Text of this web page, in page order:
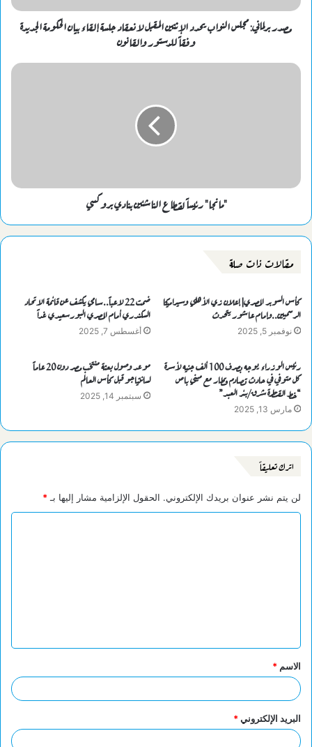
مصدر برلماني: مجلس النواب يحدد الإثنين المقبل لانعقاد جلسة إلقاء بيان الحكومة الجديدة
وفقاً للدستور والقانون
"مانجا" رئيساً لقطاع الناشئين بنادي بروكسي
مقالات ذات صلة
كأس السوبر المصري| إعلان زي الأهلي وسيراميكا
الرسميين..وإمام عاشور يتحدث
نوفمبر 5, 2025
ضمت 22 لاعباً..سامي يكشف عن قائمة الاتحاد
السكندري أمام المصري البورسعيدي غداً
أغسطس 7, 2025
رئيس الوزراء يوجه بصرف 100 ألف جنيه لأسرة
كل متوفي في حادث تصادم قطار مع ميني باص
“خط القنطرة شرق/بئر العبد”
مارس 13, 2025
موعد وصول بعثة منتخب مصر دون 20 عاماً
لسانتياجو قبل كأس العالم
سبتمبر 14, 2025
اترك تعليقاً
لن يتم نشر عنوان بريدك الإلكتروني. الحقول الإلزامية مشار إليها بـ *
ق
*
الاسم *
البريد الإلكتروني*